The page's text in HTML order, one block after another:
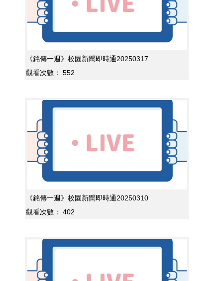
《銘傳一週》校園新聞即時通20250317
觀看次數：
552
《銘傳一週》校園新聞即時通20250310
觀看次數：
402